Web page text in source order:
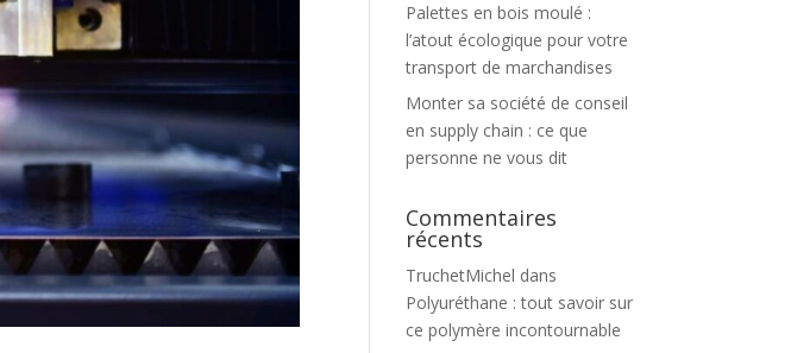
Palettes en bois moulé :
l’atout écologique pour votre
transport de marchandises
Monter sa société de conseil
en supply chain : ce que
personne ne vous dit
Commentaires
récents
TruchetMichel dans
Polyuréthane : tout savoir sur
ce polymère incontournable